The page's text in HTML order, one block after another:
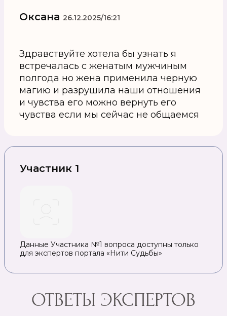
Оксана 26.12.2025/16:21
Здравствуйте хотела бы узнать я
встречалась с женатым мужчиным
полгода но жена применила черную
магию и разрушила наши отношения
и чувства его можно вернуть его
чувства если мы сейчас не общаемся
Участник 1
Данные Участника №1 вопроса доступны только
для экспертов портала «Нити Судьбы»
ОТВЕТЫ ЭКСПЕРТОВ